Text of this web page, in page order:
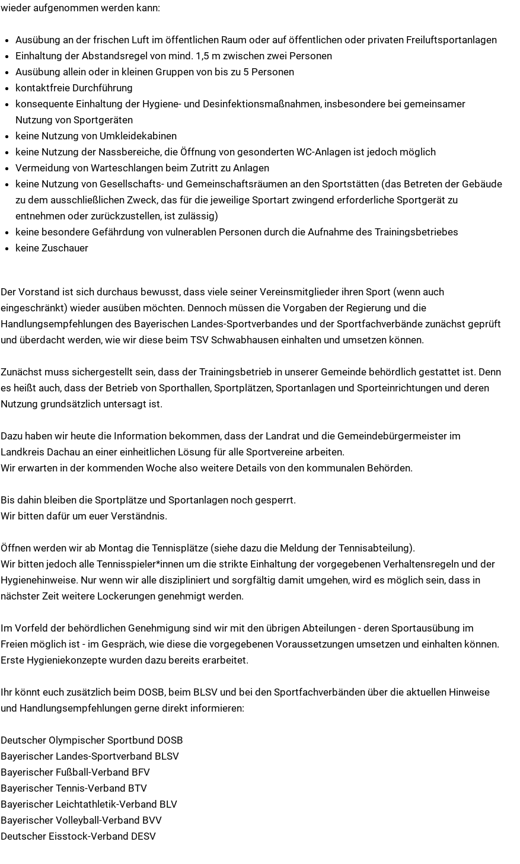
wieder aufgenommen werden kann:
Ausübung an der frischen Luft im öffentlichen Raum oder auf öffentlichen oder privaten Freiluftsportanlagen
Einhaltung der Abstandsregel von mind. 1,5 m zwischen zwei Personen
Ausübung allein oder in kleinen Gruppen von bis zu 5 Personen
kontaktfreie Durchführung
konsequente Einhaltung der Hygiene- und Desinfektionsmaßnahmen, insbesondere bei gemeinsamer
Nutzung von Sportgeräten
keine Nutzung von Umkleidekabinen
keine Nutzung der Nassbereiche, die Öffnung von gesonderten WC-Anlagen ist jedoch möglich
Vermeidung von Warteschlangen beim Zutritt zu Anlagen
keine Nutzung von Gesellschafts- und Gemeinschaftsräumen an den Sportstätten (das Betreten der Gebäude
zu dem ausschließlichen Zweck, das für die jeweilige Sportart zwingend erforderliche Sportgerät zu
entnehmen oder zurückzustellen, ist zulässig)
keine besondere Gefährdung von vulnerablen Personen durch die Aufnahme des Trainingsbetriebes
keine Zuschauer
Der Vorstand ist sich durchaus bewusst, dass viele seiner Vereinsmitglieder ihren Sport (wenn auch
eingeschränkt) wieder ausüben möchten. Dennoch müssen die Vorgaben der Regierung und die
Handlungsempfehlungen des Bayerischen Landes-Sportverbandes und der Sportfachverbände zunächst geprüft
und überdacht werden, wie wir diese beim TSV Schwabhausen einhalten und umsetzen können.
Zunächst muss sichergestellt sein, dass der Trainingsbetrieb in unserer Gemeinde behördlich gestattet ist. Denn
es heißt auch, dass der Betrieb von Sporthallen, Sportplätzen, Sportanlagen und Sporteinrichtungen und deren
Nutzung grundsätzlich untersagt ist.
Dazu haben wir heute die Information bekommen, dass der Landrat und die Gemeindebürgermeister im
Landkreis Dachau an einer einheitlichen Lösung für alle Sportvereine arbeiten.
Wir erwarten in der kommenden Woche also weitere Details von den kommunalen Behörden.
Bis dahin bleiben die Sportplätze und Sportanlagen noch gesperrt.
Wir bitten dafür um euer Verständnis.
Öffnen werden wir ab Montag die Tennisplätze (siehe dazu die Meldung der Tennisabteilung).
Wir bitten jedoch alle Tennisspieler*innen um die strikte Einhaltung der vorgegebenen Verhaltensregeln und der
Hygienehinweise. Nur wenn wir alle diszipliniert und sorgfältig damit umgehen, wird es möglich sein, dass in
nächster Zeit weitere Lockerungen genehmigt werden.
Im Vorfeld der behördlichen Genehmigung sind wir mit den übrigen Abteilungen - deren Sportausübung im
Freien möglich ist - im Gespräch, wie diese die vorgegebenen Voraussetzungen umsetzen und einhalten können.
Erste Hygieniekonzepte wurden dazu bereits erarbeitet.
Ihr könnt euch zusätzlich beim DOSB, beim BLSV und bei den Sportfachverbänden über die aktuellen Hinweise
und Handlungsempfehlungen gerne direkt informieren:
Deutscher Olympischer Sportbund DOSB
Bayerischer Landes-Sportverband BLSV
Bayerischer Fußball-Verband BFV
Bayerischer Tennis-Verband BTV
Bayerischer Leichtathletik-Verband BLV
Bayerischer Volleyball-Verband BVV
Deutscher Eisstock-Verband DESV